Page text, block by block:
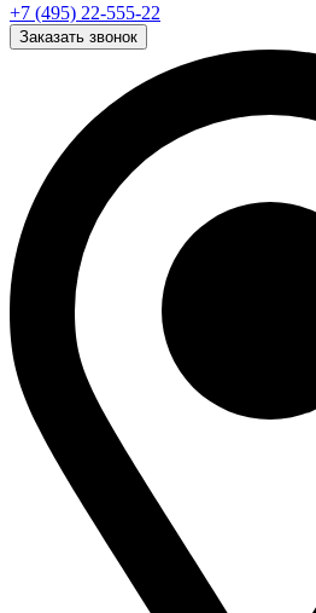
+7 (495) 22-555-22
Заказать звонок